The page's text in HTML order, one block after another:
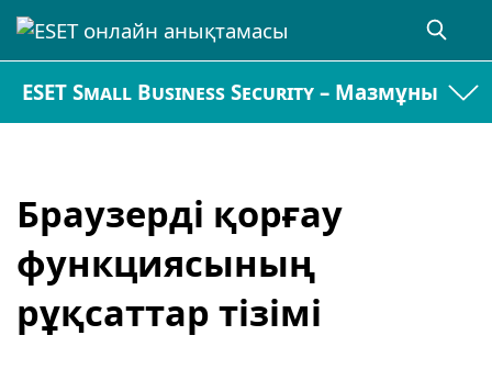
ESET Small Business Security – Мазмұны
Браузерді қорғау
функциясының
рұқсаттар тізімі